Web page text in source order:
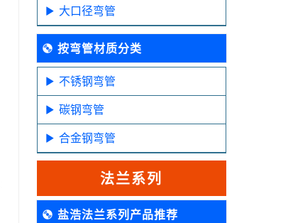
大口径弯管
按弯管材质分类
不锈钢弯管
碳钢弯管
合金钢弯管
法兰系列
盐浩法兰系列产品推荐